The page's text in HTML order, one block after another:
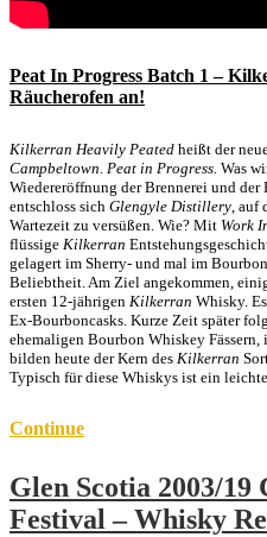
Peat In Progress Batch 1 –
Räucherofen an!
Kilkerran Heavily Peated heißt der
Campbeltown Peat in Progress. Was
Wiedereröffnung der Brennerei und der
entschloss sich Glengyle Distillery ,
Wartezeit zu versüßen. Wie? Mit Work
flüssige Kilkerran
gelagert im Sherry- und mal im
Beliebtheit. Am Ziel angekommen,
ersten 12-jährigen Kilkerran Whisky.
Ex-Bourboncasks. Kurze Zeit später
ehemaligen Bourbon Whiskey Fässern,
bilden heute der Kern des Kilkerran
Typisch für diese Whiskys ist ein
Continue
Glen Scotia 2003/
Festival – Whisky